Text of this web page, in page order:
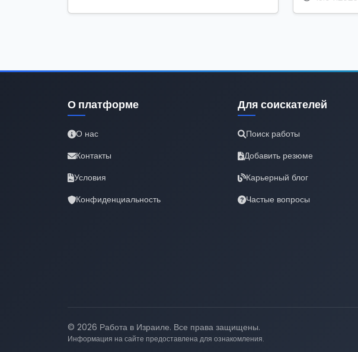
О платформе
О нас
Контакты
Условия
Конфиденциальность
Для соискателей
Поиск работы
Добавить резюме
Карьерный блог
Частые вопросы
© 2026 Работа в Израиле. Все права защищены.
Информация на сайте предоставлена для ознакомления.